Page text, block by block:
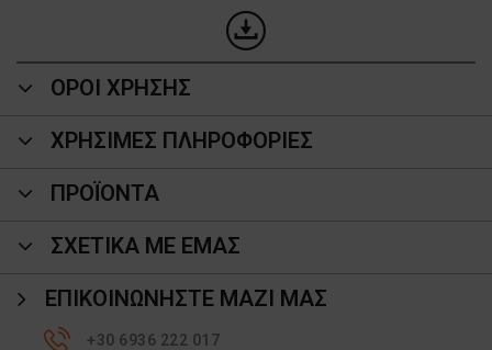
ΟΡΟΙ ΧΡΗΣΗΣ
ΧΡΗΣΙΜΕΣ ΠΛΗΡΟΦΟΡΙΕΣ
ΠΡΟΪΌΝΤΑ
ΣΧΕΤΙΚΑ ΜΕ ΕΜΑΣ
ΕΠΙΚΟΙΝΩΝΉΣΤΕ ΜΑΖΊ ΜΑΣ
+30 6936 222 017